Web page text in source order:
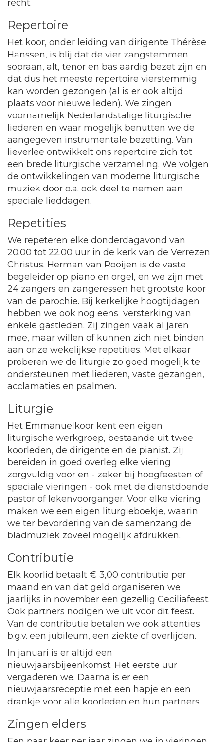
recht.
Repertoire
Het koor, onder leiding van dirigente Thérèse
Hanssen, is blij dat de vier zangstemmen
sopraan, alt, tenor en bas aardig bezet zijn en
dat dus het meeste repertoire vierstemmig
kan worden gezongen (al is er ook altijd
plaats voor nieuwe leden). We zingen
voornamelijk Nederlandstalige liturgische
liederen en waar mogelijk benutten we de
aangegeven instrumentale bezetting. Van
lieverlee ontwikkelt ons repertoire zich tot
een brede liturgische verzameling. We volgen
de ontwikkelingen van moderne liturgische
muziek door o.a. ook deel te nemen aan
speciale lieddagen.
Repetities
We repeteren elke donderdagavond van
20.00 tot 22.00 uur in de kerk van de Verrezen
Christus. Herman van Rooijen is de vaste
begeleider op piano en orgel, en we zijn met
24 zangers en zangeressen het grootste koor
van de parochie. Bij kerkelijke hoogtijdagen
hebben we ook nog eens versterking van
enkele gastleden. Zij zingen vaak al jaren
mee, maar willen of kunnen zich niet binden
aan onze wekelijkse repetities. Met elkaar
proberen we de liturgie zo goed mogelijk te
ondersteunen met liederen, vaste gezangen,
acclamaties en psalmen.
Liturgie
Het Emmanuelkoor kent een eigen
liturgische werkgroep, bestaande uit twee
koorleden, de dirigente en de pianist. Zij
bereiden in goed overleg elke viering
zorgvuldig voor en - zeker bij hoogfeesten of
speciale vieringen - ook met de dienstdoende
pastor of lekenvoorganger. Voor elke viering
maken we een eigen liturgieboekje, waarin
we ter bevordering van de samenzang de
bladmuziek zoveel mogelijk afdrukken.
Contributie
Elk koorlid betaalt € 3,00 contributie per
maand en van dat geld organiseren we
jaarlijks in november een gezellig Ceciliafeest.
Ook partners nodigen we uit voor dit feest.
Van de contributie betalen we ook attenties
b.g.v. een jubileum, een ziekte of overlijden.
In januari is er altijd een
nieuwjaarsbijeenkomst. Het eerste uur
vergaderen we. Daarna is er een
nieuwjaarsreceptie met een hapje en een
drankje voor alle koorleden en hun partners.
Zingen elders